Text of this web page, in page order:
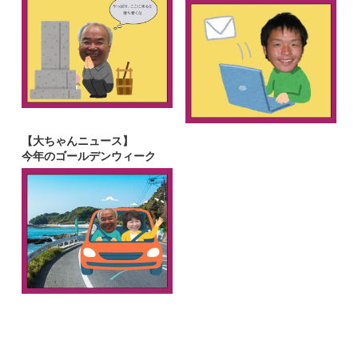
【大ちゃんニュース】
今年のゴールデンウィーク